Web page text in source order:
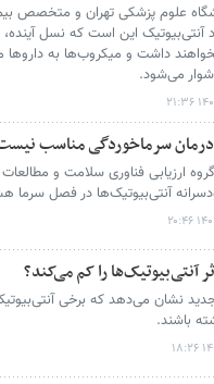
علوم پزشکی تهران و متخصص
آنتی‌بیوتیک این است که نسل
داشت و میکروب‌ها به
می‌شود.
درمان سرماخوردگی مناسب
ارزیابی فناوری سلامت و
آنتی‌بیوتیک‌ها در فصل سرما
آنتی‌بیوتیک‌ها را کم می‌کند؟
نشان می‌دهد که برخی
باشند.